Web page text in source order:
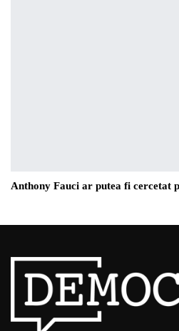
Anthony Fauci ar putea fi cercetat